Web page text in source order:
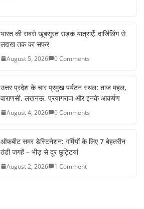
e
भारत की सबसे खूबसूरत सड़क यात्राएँ: दार्जिलिंग से
लद्दाख तक का सफर
August 5, 2026 0 Comments
उत्तर प्रदेश के चार प्रमुख पर्यटन स्थल: ताज महल,
वाराणसी, लखनऊ, प्रयागराज और इनके आकर्षण
August 4, 2026 0 Comments
ऑफबीट समर डेस्टिनेशन: गर्मियों के लिए 7 बेहतरीन
ठंडी जगहें – भीड़ से दूर छुट्टियां
August 2, 2026 1 Comment